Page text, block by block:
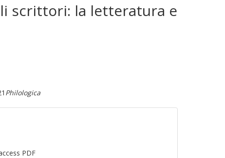
scrittori: la letteratura e
Philologica
PDF